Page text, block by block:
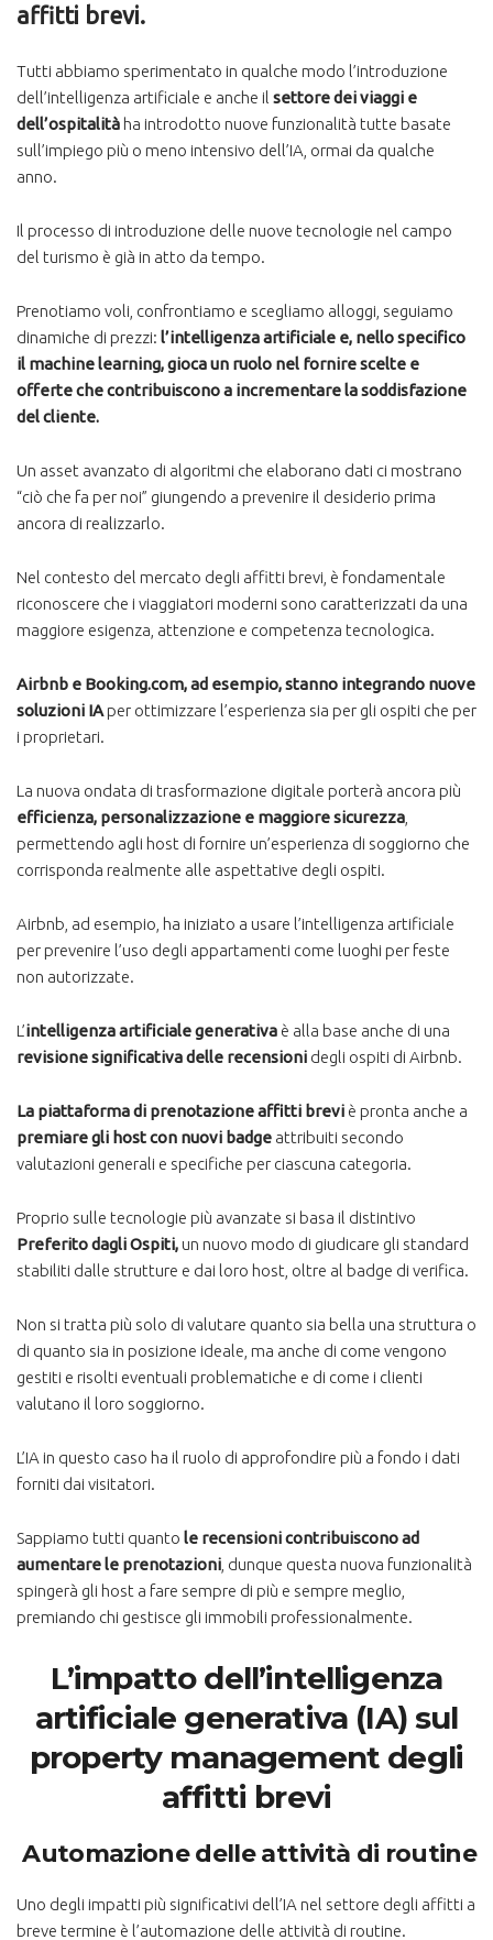
affitti brevi.
Tutti abbiamo sperimentato in qualche modo l’introduzione
dell’intelligenza artificiale e anche il settore dei viaggi e
dell’ospitalità ha introdotto nuove funzionalità tutte basate
sull’impiego più o meno intensivo dell’IA, ormai da qualche
anno.
Il processo di introduzione delle nuove tecnologie nel campo
del turismo è già in atto da tempo.
Prenotiamo voli, confrontiamo e scegliamo alloggi, seguiamo
dinamiche di prezzi: l’intelligenza artificiale e, nello specifico
il machine learning, gioca un ruolo nel fornire scelte e
offerte che contribuiscono a incrementare la soddisfazione
del cliente.
Un asset avanzato di algoritmi che elaborano dati ci mostrano
“ciò che fa per noi” giungendo a prevenire il desiderio prima
ancora di realizzarlo.
Nel contesto del mercato degli affitti brevi, è fondamentale
riconoscere che i viaggiatori moderni sono caratterizzati da una
maggiore esigenza, attenzione e competenza tecnologica.
Airbnb e Booking.com, ad esempio, stanno integrando nuove
soluzioni IAper ottimizzare l’esperienza sia per gli ospiti che per
i proprietari.
La nuova ondata di trasformazione digitale porterà ancora più
efficienza, personalizzazione e maggiore sicurezza
permettendo agli host di fornire un’esperienza di soggiorno che
corrisponda realmente alle aspettative degli ospiti.
Airbnb, ad esempio, ha iniziato a usare l’intelligenza artificiale
per prevenire l’uso degli appartamenti come luoghi per feste
non autorizzate.
L’intelligenza artificiale generativa è alla base anche di una
revisione significativa delle recensioni degli ospiti di Airbnb.
La piattaforma di prenotazione affitti brevi è pronta anche a
premiare gli host con nuovi badge attribuiti secondo
valutazioni generali e specifiche per ciascuna categoria.
Proprio sulle tecnologie più avanzate si basa il distintivo
Preferito dagli Ospiti,un nuovo modo di giudicare gli standard
stabiliti dalle strutture e dai loro host, oltre al badge di verifica.
Non si tratta più solo di valutare quanto sia bella una struttura o
di quanto sia in posizione ideale, ma anche di come vengono
gestiti e risolti eventuali problematiche e di come i clienti
valutano il loro soggiorno.
L’IA in questo caso ha il ruolo di approfondire più a fondo i dati
forniti dai visitatori.
Sappiamo tutti quanto le recensioni contribuiscono ad
aumentare le prenotazioni , dunque questa nuova funzionalità
spingerà gli host a fare sempre di più e sempre meglio,
premiando chi gestisce gli immobili professionalmente.
L’impatto dell’intelligenza
artificiale generativa (IA) sul
property management degli
affitti brevi
Automazione delle attività di routine
Uno degli impatti più significativi dell’IA nel settore degli affitti a
breve termine è l’automazione delle attività di routine.